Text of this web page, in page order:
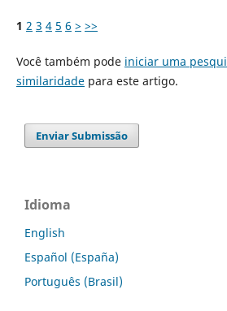
1 2 3 4 5 6 > >>
Você também pode iniciar uma
similaridadepara este artigo.
Enviar Submissão
Idioma
English
Español (España)
Português (Brasil)